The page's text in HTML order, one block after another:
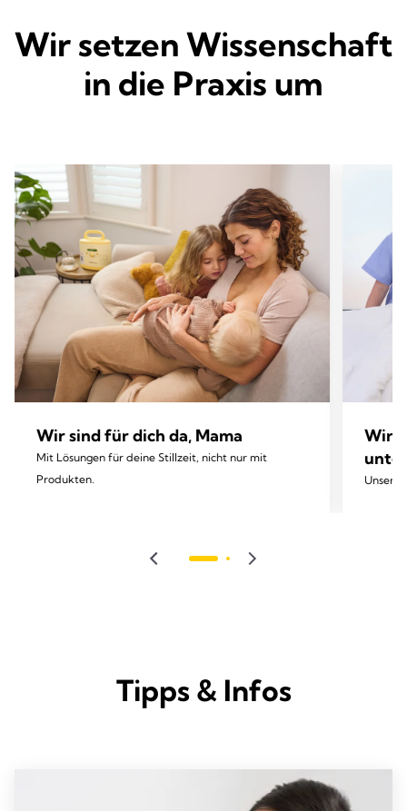
Wir setzen Wissenschaft
in die Praxis um
Wir sind für dich da, Mama
Mit Lösungen für deine Stillzeit, nicht nur mit
Produkten.
Wir
Unser
Tipps & Infos